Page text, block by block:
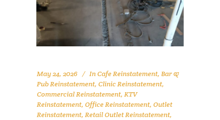
May 24, 2026 InCafe Reinstatement, Bar &
Pub Reinstatement, Clinic Reinstatement,
Commercial Reinstatement, KTV
Reinstatement, Office Reinstatement, Outlet
Reinstatement, Retail Outlet Reinstatement,